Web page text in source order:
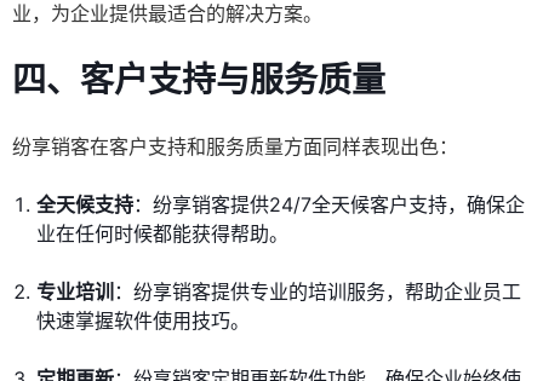
业，为企业提供最适合的解决方案。
四、客户支持与服务质量
纷享销客在客户支持和服务质量方面同样表现出色：
全天候支持：纷享销客提供24/7全天候客户支持，确保企
业在任何时候都能获得帮助。
专业培训 ：纷享销客提供专业的培训服务，帮助企业员工
快速掌握软件使用技巧。